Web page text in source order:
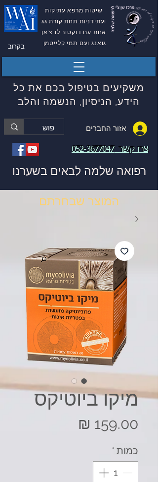
שיטות מרפא עתיקות
ועתידניות תחת קורת גג
אחת עם דוקטור לו צ'אן
גואנג ועם תמי קלייטמן
בקרוב
משקיעים בטיפול בכם את כל
הידע, הניסיון, הנשמה והלב
אזור החברים
צרו קשר052-3677047
רפואה שלמה לבאים בשערנו
המוצר שבחרתם
מיקו ביוטיקס
כמות *